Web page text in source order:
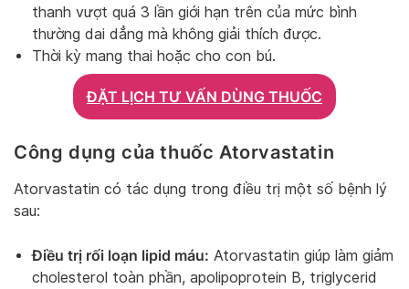
thanh vượt quá 3 lần giới hạn trên của mức bình
thường dai dẳng mà không giải thích được.
Thời kỳ mang thai hoặc cho con bú.
ĐẶT LỊCH TƯ VẤN DÙNG THUỐC
Công dụng của thuốc Atorvastatin
Atorvastatin có tác dụng trong điều trị một số bệnh lý
sau:
Điều trị rối loạn lipid máu: Atorvastatin giúp làm giảm
cholesterol toàn phần, apolipoprotein B, triglycerid